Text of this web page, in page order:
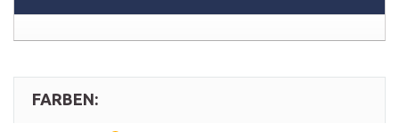
FARBEN: